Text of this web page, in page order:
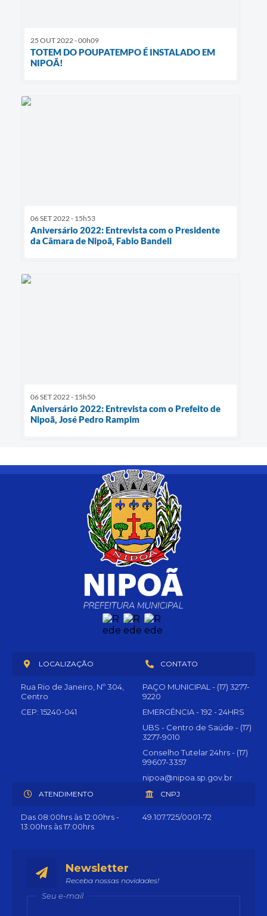
25 OUT 2022 - 00h09
TOTEM DO POUPATEMPO É INSTALADO EM
NIPOÃ!
06 SET 2022 - 15h53
Aniversário 2022: Entrevista com o Presidente
da Câmara de Nipoã, Fabio Bandeli
06 SET 2022 - 15h50
Aniversário 2022: Entrevista com o Prefeito de
Nipoã, José Pedro Rampim
LOCALIZAÇÃO
Rua Rio de Janeiro, Nº 304,
Centro
CEP: 15240-041
CONTATO
PAÇO MUNICIPAL - (17) 3277-
9220
EMERGÊNCIA - 192 - 24HRS
UBS - Centro de Saúde - (17)
3277-9010
Conselho Tutelar 24hrs - (17)
99607-3357
nipoa@nipoa.sp.gov.br
ATENDIMENTO
Das 08:00hrs às 12:00hrs -
13:00hrs às 17:00hrs
CNPJ
49.107.725/0001-72
Newsletter
Receba nossas novidades!
Seu e-mail